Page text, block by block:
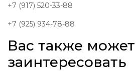
+7 (917) 520-33-88
+7 (925) 934-78-88
Вас также может
заинтересовать